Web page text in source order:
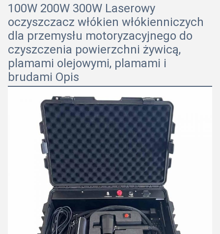
100W 200W 300W Laserowy
oczyszczacz włókien włókienniczych
dla przemysłu motoryzacyjnego do
czyszczenia powierzchni żywicą,
plamami olejowymi, plamami i
brudami Opis